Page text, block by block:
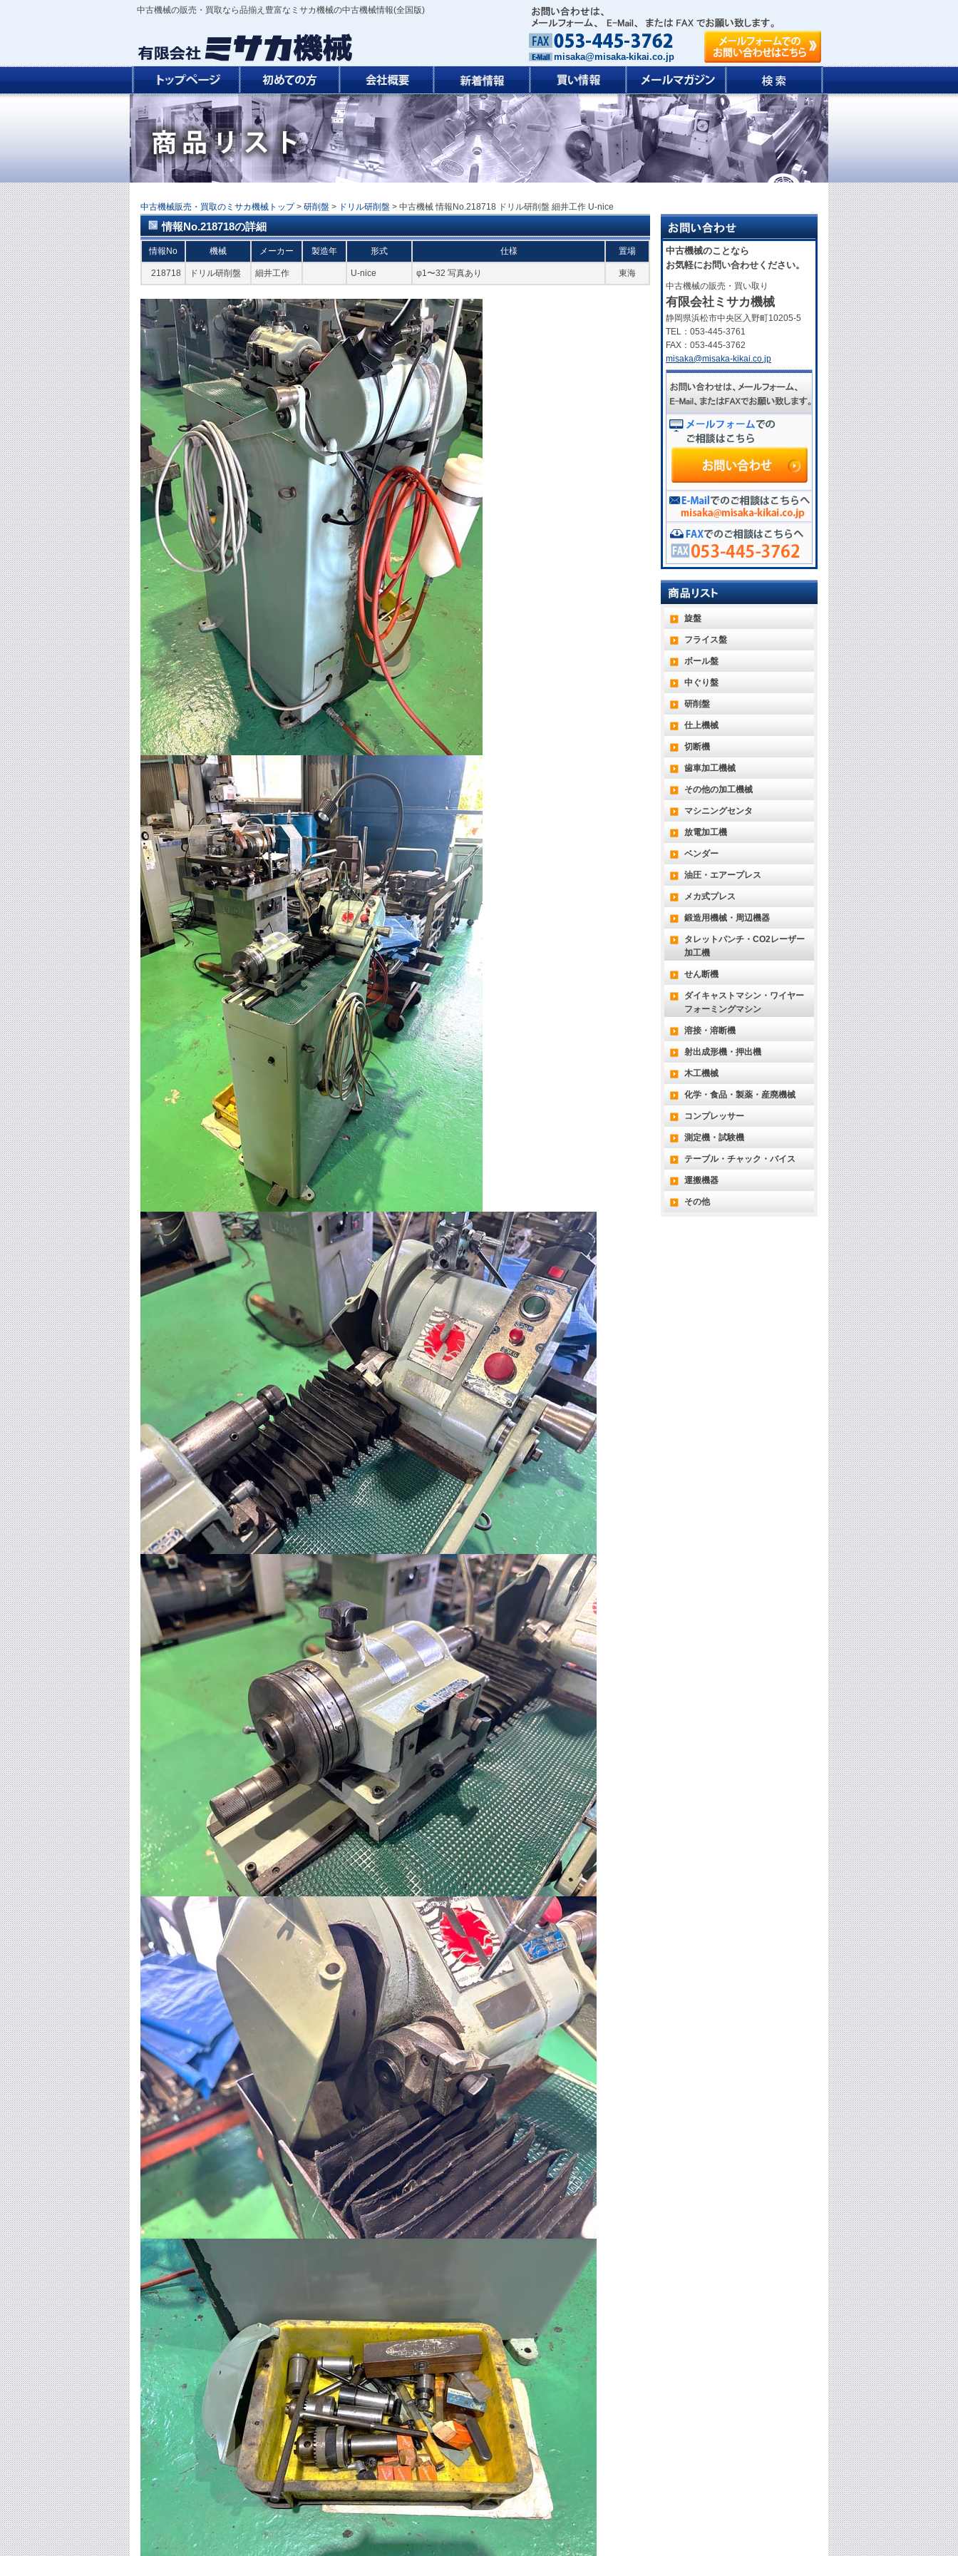
中古機械の販売・買取なら品揃え豊富なミサカ機械の中古機械情報(全国版)
misaka@misaka-kikai.co.jp
中古機械販売・買取のミサカ機械トップ > 研削盤 > ドリル研削盤 > 中古機械 情報No.218718 ドリル研削盤 細井工作 U-nice
情報No.218718の詳細
情報No 機械 メーカー 製造年 形式 仕様 置場
218718 ドリル研削盤 細井工作 U-nice φ1〜32 写真あり 東海
中古機械のことなら
お気軽にお問い合わせください。
中古機械の販売・買い取り
有限会社ミサカ機械
静岡県浜松市中央区入野町10205-5
TEL：053-445-3761
FAX：053-445-3762
misaka@misaka-kikai.co.jp
旋盤
フライス盤
ボール盤
中ぐり盤
研削盤
仕上機械
切断機
歯車加工機械
その他の加工機械
マシニングセンタ
放電加工機
ベンダー
油圧・エアープレス
メカ式プレス
鍛造用機械・周辺機器
タレットパンチ・CO2レーザー
加工機
せん断機
ダイキャストマシン・ワイヤー
フォーミングマシン
溶接・溶断機
射出成形機・押出機
木工機械
化学・食品・製薬・産廃機械
コンプレッサー
測定機・試験機
テーブル・チャック・バイス
運搬機器
その他